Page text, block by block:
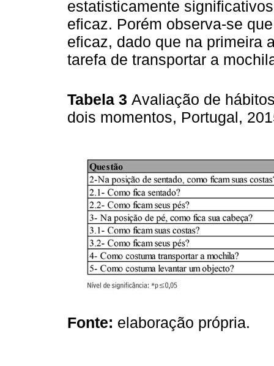
estatisticamente
eficaz. Porém observa-se
eficaz, dado que na primeira
tarefa de transportar a
Tabela 3 Avaliação de
dois momentos, Portugal,
Fonte: elaboração própria.